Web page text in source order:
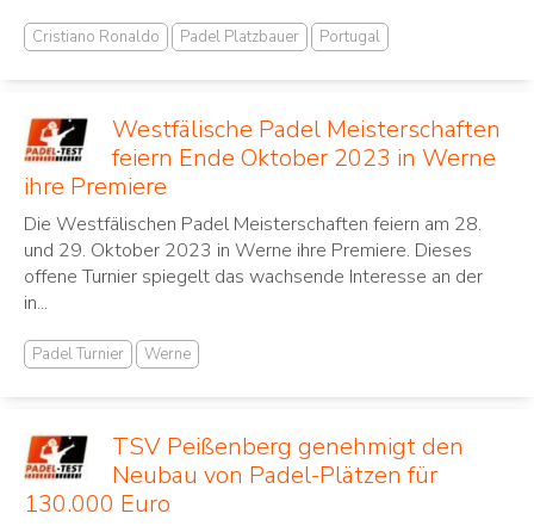
Cristiano Ronaldo Padel Platzbauer Portugal
Westfälische Padel Meisterschaften
feiern Ende Oktober 2023 in Werne
ihre Premiere
Die Westfälischen Padel Meisterschaften feiern am 28.
und 29. Oktober 2023 in Werne ihre Premiere. Dieses
offene Turnier spiegelt das wachsende Interesse an der
in...
Padel Turnier Werne
TSV Peißenberg genehmigt den
Neubau von Padel-Plätzen für
130.000 Euro